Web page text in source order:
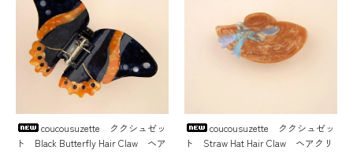
coucousuzette ククシュゼッ
ト Black Butterfly Hair Claw ヘア
coucousuzette ククシュゼッ
ト Straw Hat Hair Claw ヘアクリ